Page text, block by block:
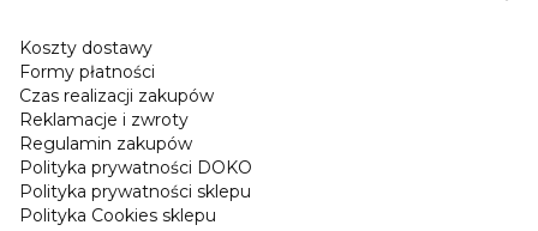
Koszty dostawy
Formy płatności
Czas realizacji zakupów
Reklamacje i zwroty
Regulamin zakupów
Polityka prywatności DOKO
Polityka prywatności sklepu
Polityka Cookies sklepu